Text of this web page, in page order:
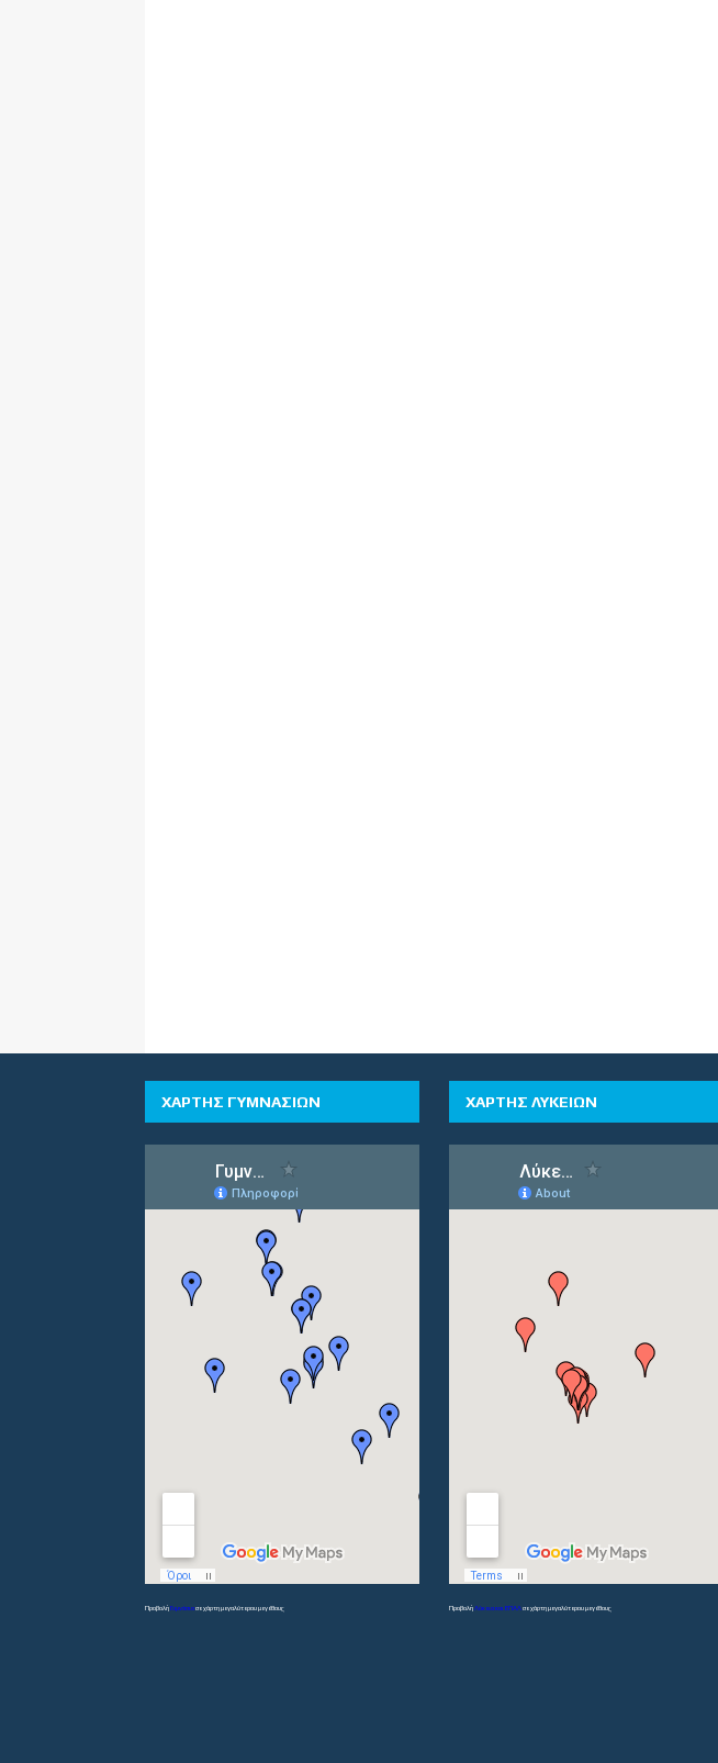
ΧΑΡΤΗΣ ΓΥΜΝΑΣΙΩΝ
ΠροβολήΓυμνάσιασε χάρτη μεγαλύτερου μεγέθους
ΧΑΡΤΗΣ ΛΥΚΕΙΩΝ
ΠροβολήΛύκεια και ΕΠΑΛσε χάρτη μεγαλύτερου μεγέθους